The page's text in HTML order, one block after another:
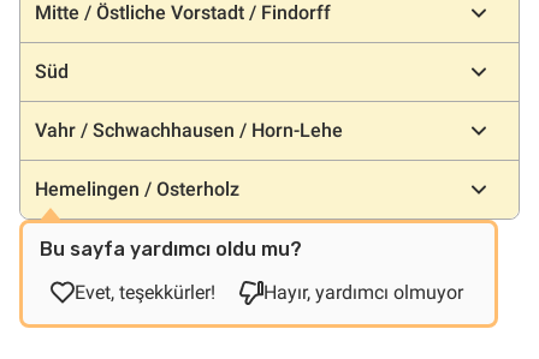
Mitte / Östliche Vorstadt / Findorff
Süd
Vahr / Schwachhausen / Horn-Lehe
Hemelingen / Osterholz
Bu sayfa yardımcı oldu mu?
Evet, teşekkürler!
Hayır, yardımcı olmuyor